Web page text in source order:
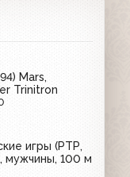
Mars,
Trinitron
игры (РТР,
мужчины, 100 м